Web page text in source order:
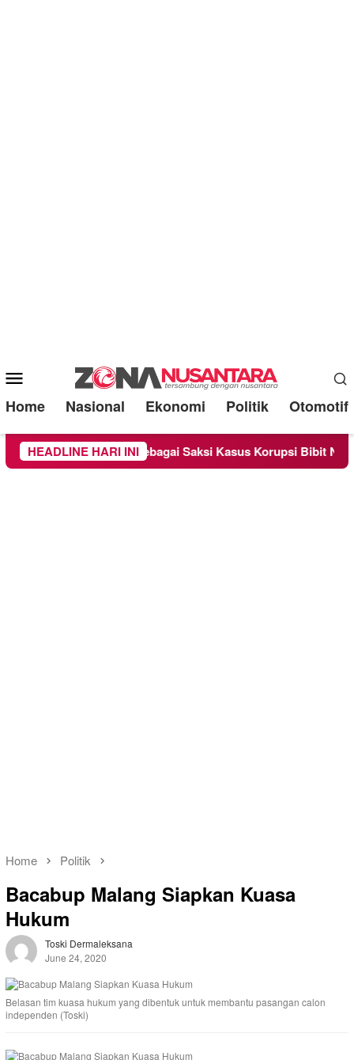
Mobile
Menu
Home Nasional Ekonomi Politik Otomotif
HEADLINE HARI INI
Diperiksa Sebagai Saksi Kasus Korupsi Bibit Nanas Sulsel
Home Politik
Bacabup Malang Siapkan Kuasa
Hukum
Toski Dermaleksana
June 24, 2020
Belasan tim kuasa hukum yang dibentuk untuk membantu pasangan calon
independen (Toski)